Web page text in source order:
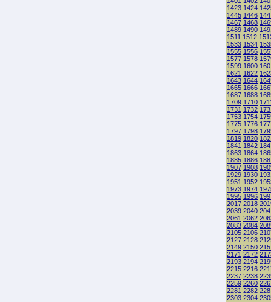
1423 1424
1445 1446
1467 1468
1489 1490
1511 1512
1533 1534
1555 1556
1577 1578
1599 1600
1621 1622
1643 1644
1665 1666
1687 1688
1709 1710
1731 1732
1753 1754
1775 1776
1797 1798
1819 1820
1841 1842
1863 1864
1885 1886
1907 1908
1929 1930
1951 1952
1973 1974
1995 1996
2017 2018
2039 2040
2061 2062
2083 2084
2105 2106
2127 2128
2149 2150
2171 2172
2193 2194
2215 2216
2237 2238
2259 2260
2281 2282
2303 2304